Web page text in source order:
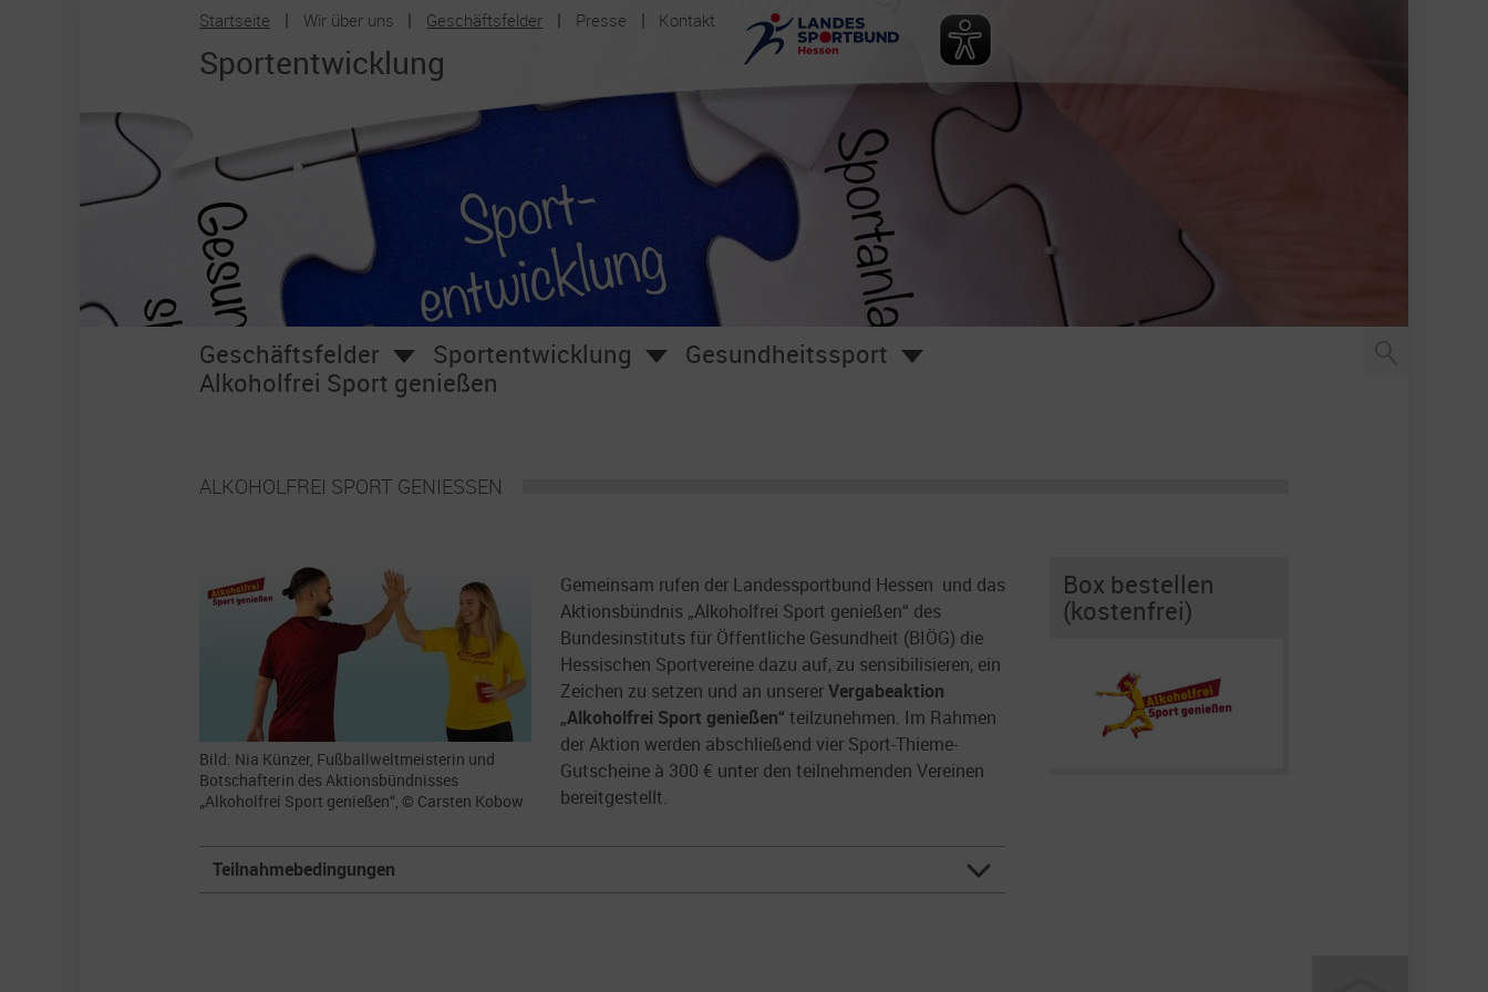
Zum Hauptinhalt springen
Startseite Wir über uns Geschäftsfelder Presse Kontakt
Sportentwicklung
Geschäftsfelder Sportentwicklung
Gesundheitssport
Alkoholfrei Sport genießen
ALKOHOLFREI SPORT GENIESSEN
Bild: Nia Künzer, Fußballweltmeisterin und
Botschafterin des Aktionsbündnisses
„Alkoholfrei Sport genießen“, © Carsten Kobow
Gemeinsam rufen der Landessportbund Hessen und das
Aktionsbündnis „Alkoholfrei Sport genießen“ des
Bundesinstituts für Öffentliche Gesundheit (BIÖG) die
Hessischen Sportvereine dazu auf, zu sensibilisieren, ein
Zeichen zu setzen und an unsererVergabeaktion
„Alkoholfrei Sport genießen“ teilzunehmen. Im Rahmen
der Aktion werden abschließend vier Sport-Thieme-
Gutscheine à 300 € unter den teilnehmenden Vereinen
bereitgestellt.
Teilnahmebedingungen
Box bestellen
(kostenfrei)